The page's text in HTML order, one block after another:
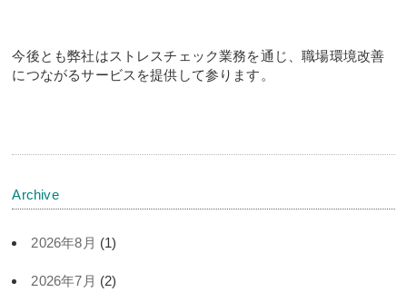
今後とも弊社はストレスチェック業務を通じ、職場環境改善
につながるサービスを提供して参ります。
Archive
2026年8月 (1)
2026年7月 (2)